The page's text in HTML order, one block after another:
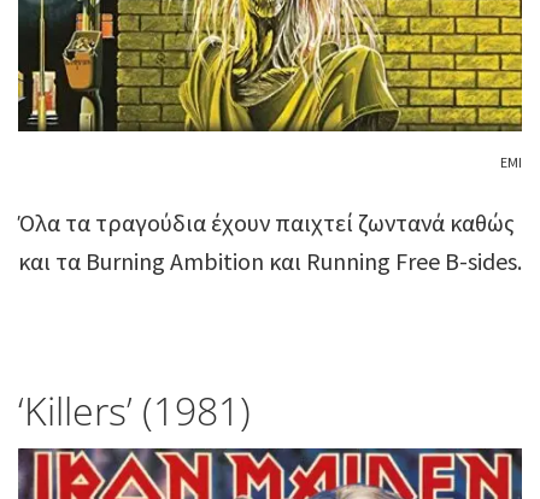
ΕΜΙ
Όλα τα τραγούδια έχουν παιχτεί ζωντανά καθώς
και τα Burning Ambition και Running Free Β-sides.
‘Killers’ (1981)